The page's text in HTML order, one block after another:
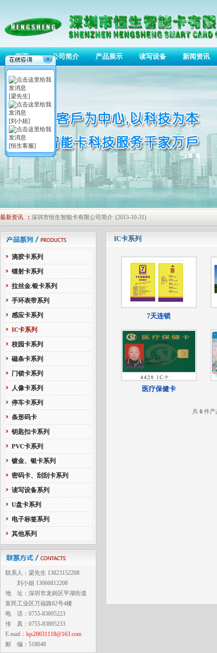
首页 公司简介 产品展示 读写设备 新闻资讯
最新资讯 ：
接触式IC简介
非接触式IC卡简介 (2013-10-31)
磁卡简介 (2013-10-31)
深圳市恒生智能卡有限公司简介 (2013-10-31)
非接触式IC卡简介
磁卡简介
非接触式ID卡 (2013-10-31)
非接触式Mifare1 IC卡 (2013-10-31)
深圳市恒生智能卡有限公司简介
(2013-10-31)
滴胶卡系列
镭射卡系列
拉丝金.银卡系列
手环表带系列
感应卡系列
IC卡系列
校园卡系列
磁条卡系列
门锁卡系列
人像卡系列
停车卡系列
条形码卡
钥匙扣卡系列
PVC卡系列
镀金、银卡系列
密码卡、刮刮卡系列
读写设备系列
U盘卡系列
电子标签系列
其他系列
联系人：梁先生 13823152208
刘小姐 13066812208
地 址：深圳市龙岗区平湖街道
富民工业区万福路82号4楼
电 话：0755-83895223
传 真：0755-83895233
E-mail： lqs20031118@163.com
邮 编：518048
IC卡系列
7天连锁
医疗保健卡
共 6 件产
[梁先生]
[刘小姐]
[恒生客服]